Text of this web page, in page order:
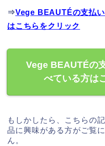
⇒Vege BEAUTÉの支払
はこちらをクリック
Vege BEAUTÉの
べている方は
もしかしたら、こちらの
品に興味がある方がご覧
ん。